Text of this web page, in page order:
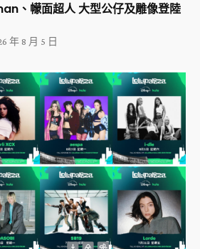
、幪面超人 大型公仔及雕像登陸
年 8 月 5 日